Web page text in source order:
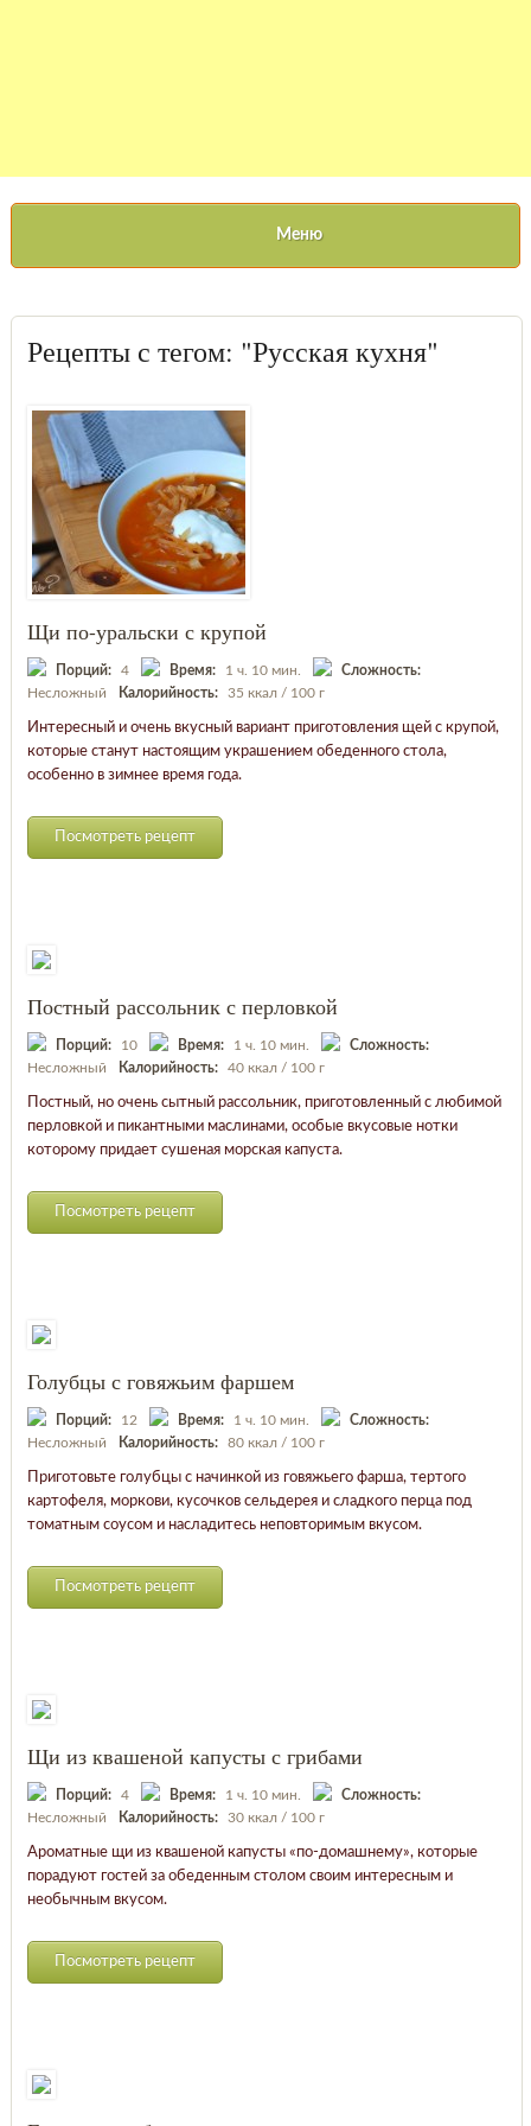
Меню
Рецепты с тегом: "Русская кухня"
Щи по-уральски с крупой
Порций: 4 Время: 1 ч. 10 мин.
Сложность:
Несложный
Калорийность: 35 ккал / 100 г
Интересный и очень вкусный вариант приготовления щей с крупой,
которые станут настоящим украшением обеденного стола,
особенно в зимнее время года.
Посмотреть рецепт
Постный рассольник с перловкой
Порций: 10 Время: 1 ч. 10 мин.
Сложность:
Несложный
Калорийность: 40 ккал / 100 г
Постный, но очень сытный рассольник, приготовленный с любимой
перловкой и пикантными маслинами, особые вкусовые нотки
которому придает сушеная морская капуста.
Посмотреть рецепт
Голубцы с говяжьим фаршем
Порций: 12 Время: 1 ч. 10 мин.
Сложность:
Несложный
Калорийность: 80 ккал / 100 г
Приготовьте голубцы с начинкой из говяжьего фарша, тертого
картофеля, моркови, кусочков сельдерея и сладкого перца под
томатным соусом и насладитесь неповторимым вкусом.
Посмотреть рецепт
Щи из квашеной капусты с грибами
Порций: 4 Время: 1 ч. 10 мин.
Сложность:
Несложный
Калорийность: 30 ккал / 100 г
Ароматные щи из квашеной капусты «по-домашнему», которые
порадуют гостей за обеденным столом своим интересным и
необычным вкусом.
Посмотреть рецепт